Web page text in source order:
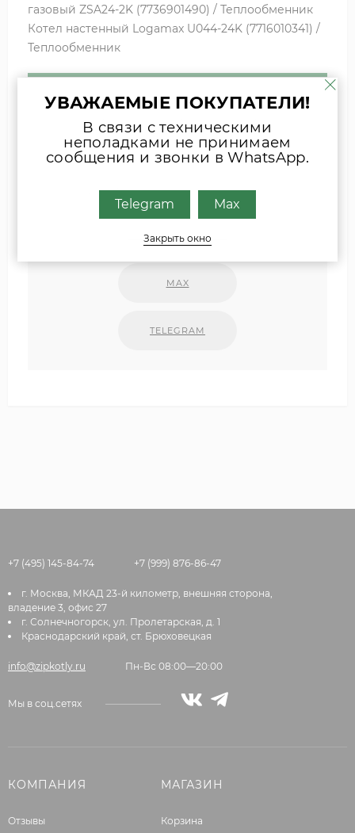
газовый ZSA24-2K (7736901490) / Теплообменник
Котел настенный Logamax U044-24K (7716010341) /
Теплообменник
Если вы затрудняетесь с выбором
комплектующих, присылайте фото
шильда оборудования или запчасти
удобным для Вас способом
Наши специалисты свяжутся с Вами.
INFO@ZIPKOTLY.RU
MAX
TELEGRAM
+7 (495) 145-84-74 +7 (999) 876-86-47
г. Москва, МКАД 23-й километр, внешняя сторона,
владение 3, офис 27
г. Солнечногорск, ул. Пролетарская, д. 1
Краснодарский край, ст. Брюховецкая
info@zipkotly.ru Пн-Вс 08:00—20:00
Мы в соц.сетях
КОМПАНИЯ
Отзывы
МАГАЗИН
Корзина
УВАЖАЕМЫЕ ПОКУПАТЕЛИ!
В связи с техническими
неполадками не принимаем
сообщения и звонки в WhatsApp.
Telegram Max
Закрыть окно